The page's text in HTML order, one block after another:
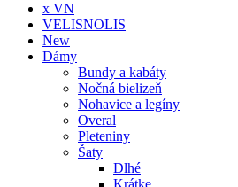
x VN
VELISNOLIS
New
Dámy
Bundy a kabáty
Nočná bielizeň
Nohavice a legíny
Overal
Pleteniny
Šaty
Dlhé
Krátke